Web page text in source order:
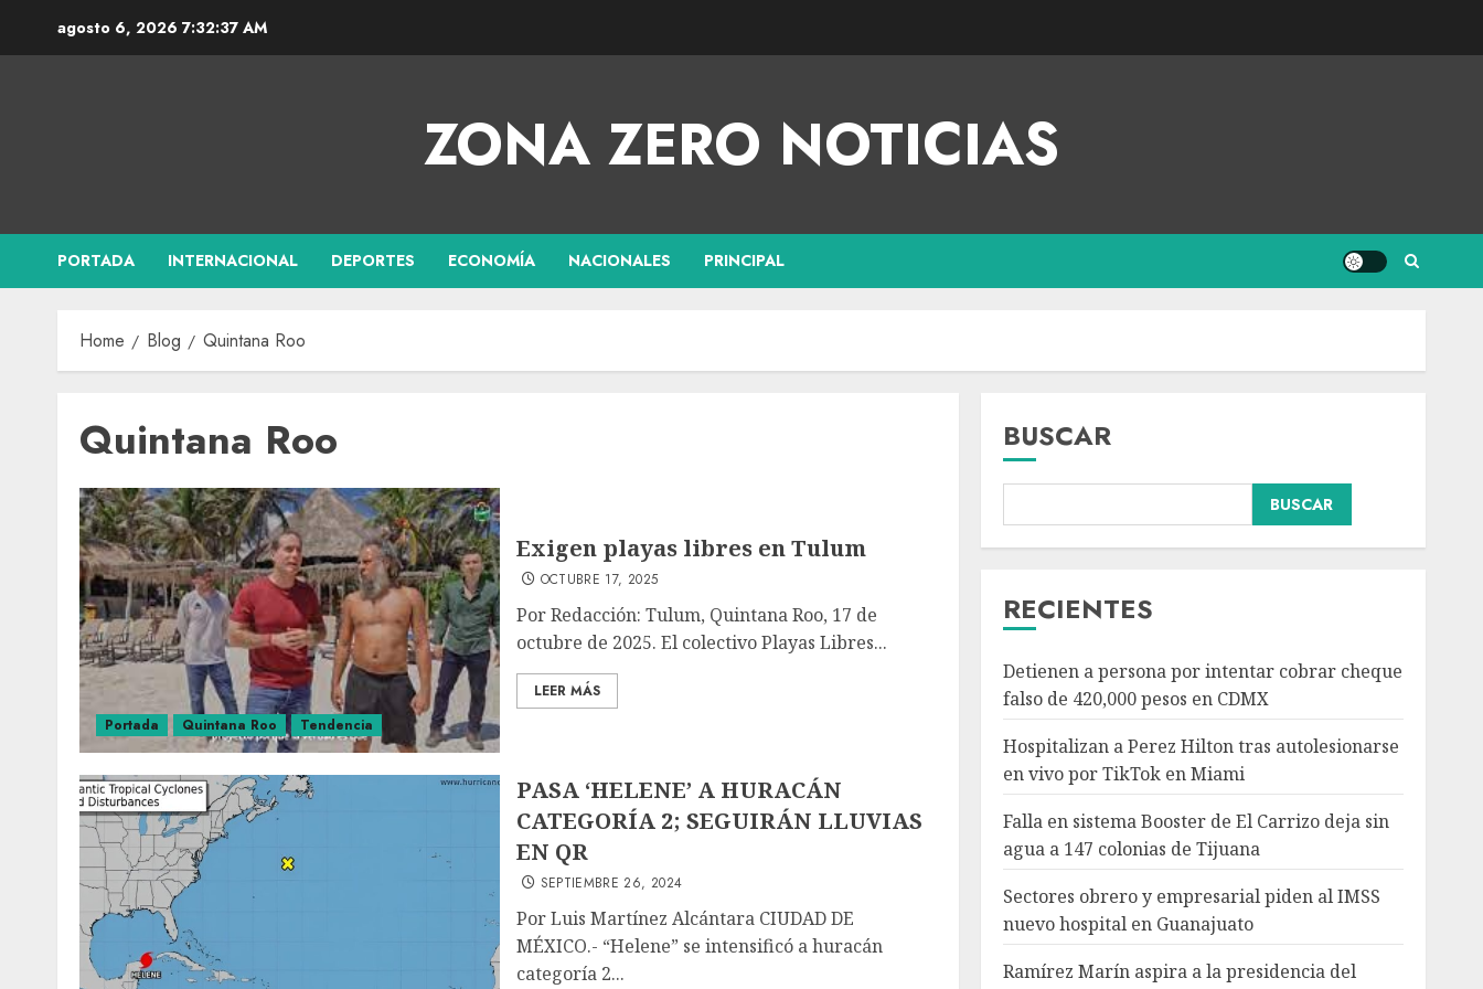
agosto 6, 2026 7:32:37 AM
ZONA ZERO NOTICIAS
PORTADA INTERNACIONAL DEPORTES ECONOMÍA NACIONALES PRINCIPAL
Home Blog Quintana Roo
Quintana Roo
Portada Quintana Roo Tendencia
Exigen playas libres en Tulum
OCTUBRE 17, 2025
Por Redacción: Tulum, Quintana Roo, 17 de
octubre de 2025. El colectivo Playas Libres...
LEER MÁS
PASA ‘HELENE’ A HURACÁN
CATEGORÍA 2; SEGUIRÁN LLUVIAS
EN QR
SEPTIEMBRE 26, 2024
Por Luis Martínez Alcántara CIUDAD DE
MÉXICO.- “Helene” se intensificó a huracán
categoría 2...
BUSCAR
BUSCAR
RECIENTES
Detienen a persona por intentar cobrar cheque
falso de 420,000 pesos en CDMX
Hospitalizan a Perez Hilton tras autolesionarse
en vivo por TikTok en Miami
Falla en sistema Booster de El Carrizo deja sin
agua a 147 colonias de Tijuana
Sectores obrero y empresarial piden al IMSS
nuevo hospital en Guanajuato
Ramírez Marín aspira a la presidencia del
Falla en sistema Booster
de El Carrizo deja sin
agua a 147 colonias de
Sectores obrero y
empresarial piden al
IMSS nuevo hospital en
Guanajuato
AGOSTO 6, 2026
5
Nacional
Ramírez Marín aspira a
la presidencia del
Senado pero respeta
decisión de Morena
AGOSTO 6, 2026